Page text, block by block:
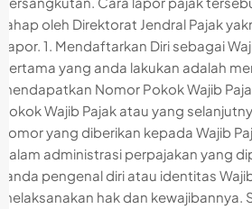
tahap oleh Direktorat Jendral Pajak
Lapor. 1. Mendaftarkan Diri sebagai
pertama yang anda lakukan adalah
mendapatkan Nomor Pokok Wajib
Pokok Wajib Pajak atau yang
nomor yang diberikan kepada Wajib
dalam administrasi perpajakan yang
tanda pengenal diri atau identitas
melaksanakan hak dan kewajibannya.